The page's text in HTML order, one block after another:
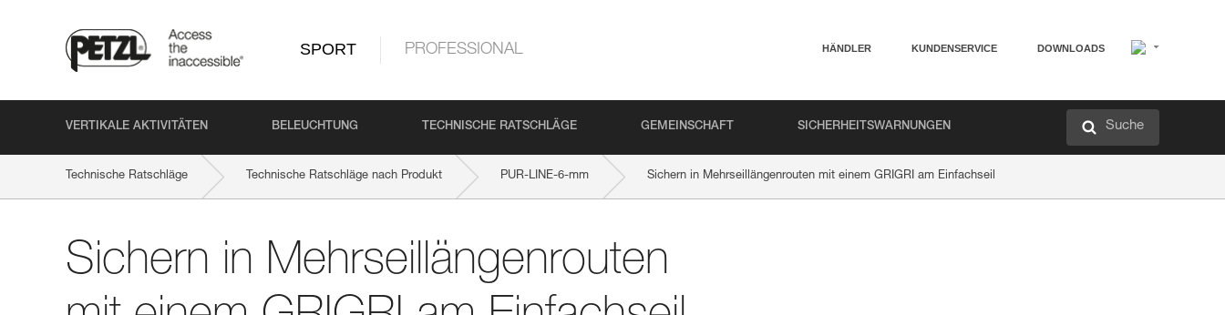
SPORT PROFESSIONAL HÄNDLER KUNDENSERVICE DOWNLOADS
VERTIKALE AKTIVITÄTEN BELEUCHTUNG TECHNISCHE RATSCHLÄGE GEMEINSCHAFT SICHERHEITSWARNUNGEN Suche
Technische Ratschläge Technische Ratschläge nach Produkt PUR-LINE-6-mm Sichern in Mehrseillängenrouten mit einem GRIGRI am Einfachseil
Sichern in Mehrseillängenrouten